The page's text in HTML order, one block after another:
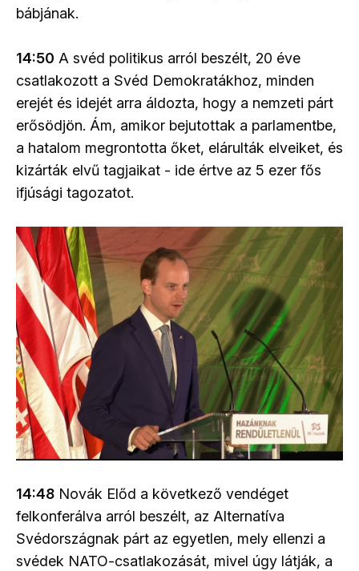
bábjának.
14:50 A svéd politikus arról beszélt, 20 éve
csatlakozott a Svéd Demokratákhoz, minden
erejét és idejét arra áldozta, hogy a nemzeti párt
erősödjön. Ám, amikor bejutottak a parlamentbe,
a hatalom megrontotta őket, elárulták elveiket, és
kizárták elvű tagjaikat - ide értve az 5 ezer fős
ifjúsági tagozatot.
14:48 Novák Előd a következő vendéget
felkonferálva arról beszélt, az Alternatíva
Svédországnak párt az egyetlen, mely ellenzi a
svédek NATO-csatlakozását, mivel úgy látják, a